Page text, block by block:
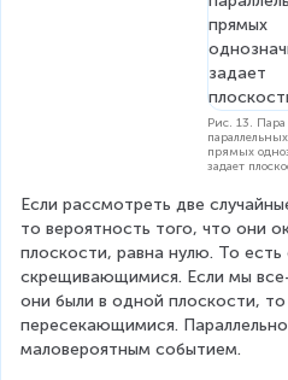
Рис. 13. Пара
параллельных
прямых
задает
Если рассмотреть две
то вероятность того, что они
плоскости, равна нулю. То есть
скрещивающимися. Если мы
они были в одной плоскости,
пересекающимися.
маловероятным событием.